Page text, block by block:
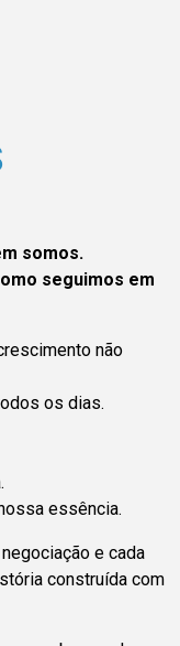
somos.
seguimos em
não
os dias.
essência.
e cada
construída com